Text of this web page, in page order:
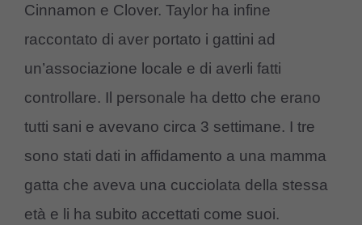
Cinnamon e Clover. Taylor ha infine
raccontato di aver portato i gattini ad
un’associazione locale e di averli fatti
controllare. Il personale ha detto che erano
tutti sani e avevano circa 3 settimane. I tre
sono stati dati in affidamento a una mamma
gatta che aveva una cucciolata della stessa
età e li ha subito accettati come suoi.